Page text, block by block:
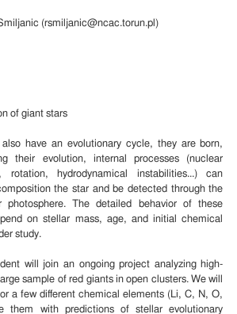
(rsmiljanic@ncac.torun.pl)
of giant stars
have an evolutionary cycle, they are born,
their evolution, internal processes (nuclear
rotation, hydrodynamical instabilities...) can
the star and be detected through the
The detailed behavior of these
on stellar mass, age, and initial chemical
study.
will join an ongoing project analyzing high-
sample of red giants in open clusters. We will
a few different chemical elements (Li, C, N, O,
them with predictions of stellar evolutionary